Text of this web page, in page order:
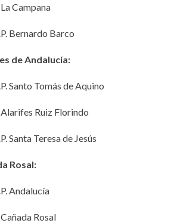
La Campana
Bernardo Barco
de Andalucía:
Santo Tomás de Aquino
Alarifes Ruiz Florindo
Santa Teresa de Jesús
Rosal:
Andalucía
Cañada Rosal